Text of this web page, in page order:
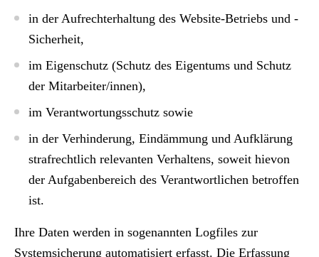
in der Aufrechterhaltung des Website-Betriebs und -
Sicherheit,
im Eigenschutz (Schutz des Eigentums und Schutz
der Mitarbeiter/innen),
im Verantwortungsschutz sowie
in der Verhinderung, Eindämmung und Aufklärung
strafrechtlich relevanten Verhaltens, soweit hievon
der Aufgabenbereich des Verantwortlichen betroffen
ist.
Ihre Daten werden in sogenannten Logfiles zur
Systemsicherung automatisiert erfasst. Die Erfassung